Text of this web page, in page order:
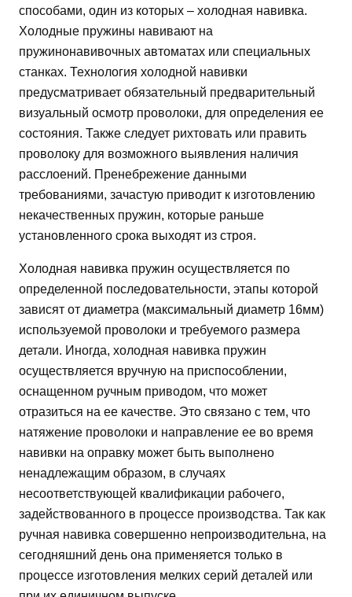
способами, один из которых – холодная навивка.
Холодные пружины навивают на
пружинонавивочных автоматах или специальных
станках. Технология холодной навивки
предусматривает обязательный предварительный
визуальный осмотр проволоки, для определения ее
состояния. Также следует рихтовать или править
проволоку для возможного выявления наличия
расслоений. Пренебрежение данными
требованиями, зачастую приводит к изготовлению
некачественных пружин, которые раньше
установленного срока выходят из строя.
Холодная навивка пружин осуществляется по
определенной последовательности, этапы которой
зависят от диаметра (максимальный диаметр 16мм)
используемой проволоки и требуемого размера
детали. Иногда, холодная навивка пружин
осуществляется вручную на приспособлении,
оснащенном ручным приводом, что может
отразиться на ее качестве. Это связано с тем, что
натяжение проволоки и направление ее во время
навивки на оправку может быть выполнено
ненадлежащим образом, в случаях
несоответствующей квалификации рабочего,
задействованного в процессе производства. Так как
ручная навивка совершенно непроизводительна, на
сегодняшний день она применяется только в
процессе изготовления мелких серий деталей или